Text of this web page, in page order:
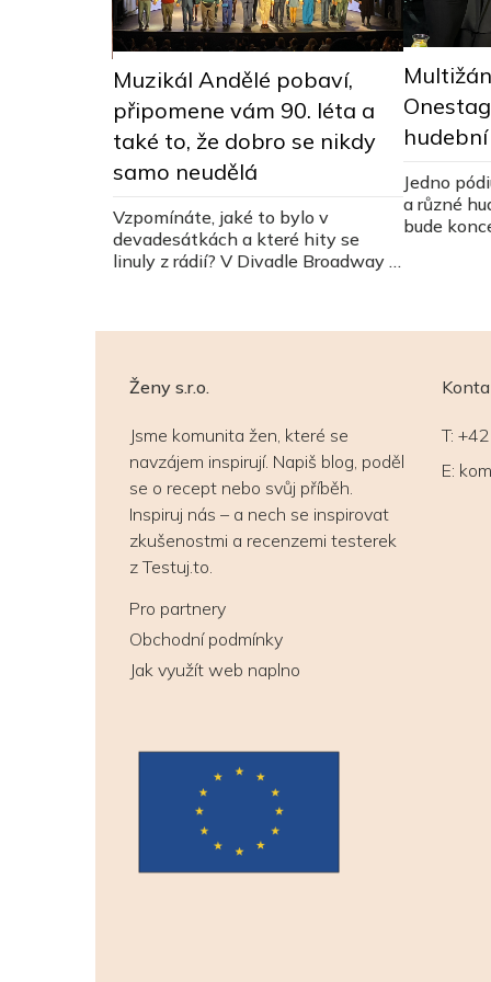
Muzikál Andělé pobaví,
připomene vám 90. léta a
také to, že dobro se nikdy
samo neudělá
Vzpomínáte, jaké to bylo v
devadesátkách a které hity se
linuly z rádií? V Divadle Broadway si
Jedno
a různé
bude
Ženy s.r.o.
Jsme komunita žen, které se
navzájem inspirují. Napiš blog, poděl
se o recept nebo svůj příběh.
Inspiruj nás – a nech se inspirovat
zkušenostmi a recenzemi testerek
z Testuj.to.
Pro partnery
Obchodní podmínky
Jak využít web naplno
T:
E: